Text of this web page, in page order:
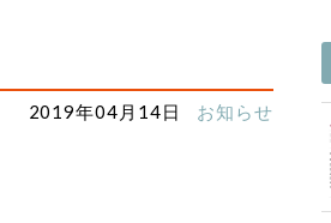
2019年04月14日 お知らせ